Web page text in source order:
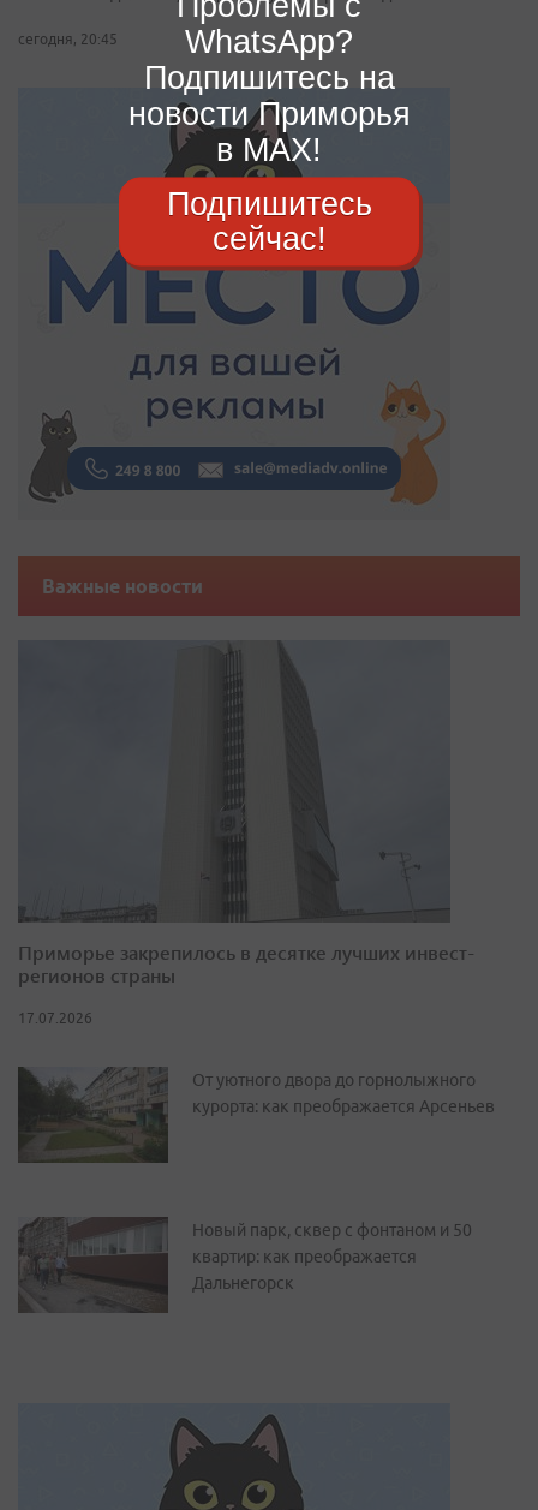
сегодня, 20:45
Важные новости
Приморье закрепилось в десятке лучших инвест-
регионов страны
17.07.2026
От уютного двора до горнолыжного
курорта: как преображается Арсеньев
Новый парк, сквер с фонтаном и 50
квартир: как преображается
Дальнегорск
WhatsApp?
Подпишитесь на
новости Приморья
в MAX!
Подпишитесь
сейчас!